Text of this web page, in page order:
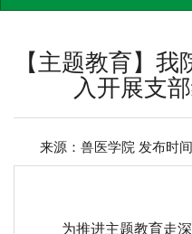
【主题教育】
入开展支
来源：兽医学院 发布时
为推进主题教育走深